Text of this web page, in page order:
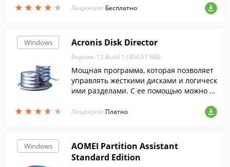
★ ★ ★ ★ ★
★ ★ ★ ★ ★ Лицензия: Бесплатно
Windows
★ ★ ★ ★ ★
★ ★ ★ ★ ★
Acronis Disk Director
Версия: 12 Build 1 (304.57 МБ)
Мощная программа, которая позволяет
управлять жесткими дисками и логическ
ими разделами. С ее помощью можно н
ков, восстановить или клонировать их....
Лицензия: Платно
Windows
AOMEI Partition Assistant
Standard Edition